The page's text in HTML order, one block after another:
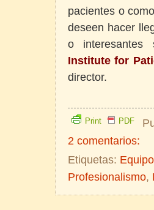
pacientes o
deseen hacer
o
Institute for
director.
Print PDF
2 comentarios:
Etiquetas:
Profesionalismo,